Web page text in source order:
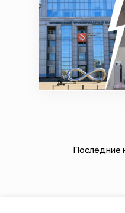
Последние